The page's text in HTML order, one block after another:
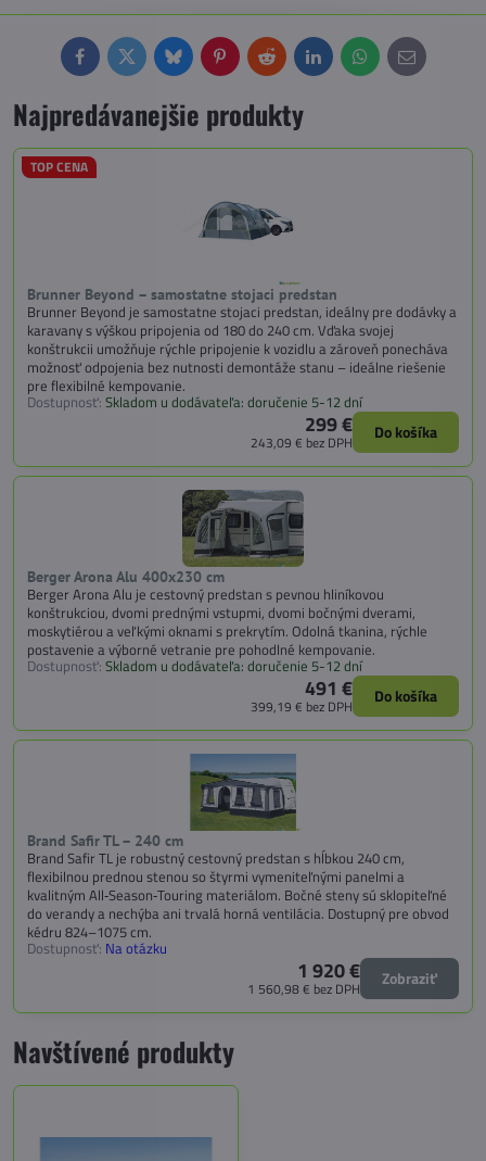
FacebookTwitterBlueskyPinterestReddit LinkedInWhatsApp
E-
mail
Najpredávanejšie produkty
Brunner Beyond – samostatne stojaci predstan
TOP CENA
Brunner Beyond je samostatne stojaci predstan, ideálny pre dodávky a
karavany s výškou pripojenia od 180 do 240 cm. Vďaka svojej
konštrukcii umožňuje rýchle pripojenie k vozidlu a zároveň ponecháva
možnosť odpojenia bez nutnosti demontáže stanu – ideálne riešenie
pre flexibilné kempovanie.
Dostupnosť: Skladom u dodávateľa: doručenie 5-12 dní
299 €
243,09 € bez DPH Do košíka
Berger Arona Alu 400x230 cm
Berger Arona Alu je cestovný predstan s pevnou hliníkovou
konštrukciou, dvomi prednými vstupmi, dvomi bočnými dverami,
moskytiérou a veľkými oknami s prekrytím. Odolná tkanina, rýchle
postavenie a výborné vetranie pre pohodlné kempovanie.
Dostupnosť: Skladom u dodávateľa: doručenie 5-12 dní
491 €
399,19 € bez DPH Do košíka
Brand Safir TL – 240 cm
Brand Safir TL je robustný cestovný predstan s hĺbkou 240 cm,
flexibilnou prednou stenou so štyrmi vymeniteľnými panelmi a
kvalitným All‑Season‑Touring materiálom. Bočné steny sú sklopiteľné
do verandy a nechýba ani trvalá horná ventilácia. Dostupný pre obvod
kédru 824–1075 cm.
Dostupnosť: Na otázku
1 920 €
1 560,98 € bez DPH Zobraziť
Navštívené produkty